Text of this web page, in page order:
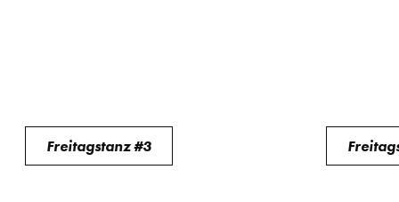
Beitragsnavigation
Freitagstanz #3